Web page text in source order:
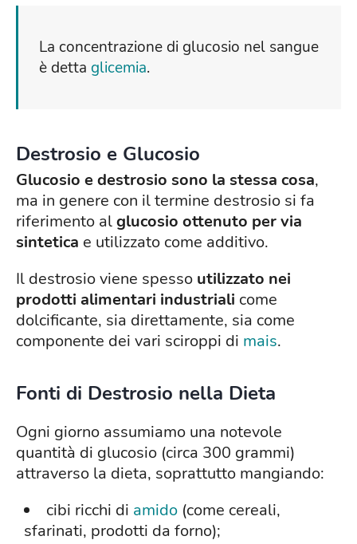
La concentrazione di glucosio nel sangue
è detta glicemia.
Destrosio e Glucosio
Glucosio e destrosio sono la stessa cosa,
ma in genere con il termine destrosio si fa
riferimento alglucosio ottenuto per via
sintetica e utilizzato come additivo.
Il destrosio viene spesso utilizzato nei
prodotti alimentari industriali come
dolcificante, sia direttamente, sia come
componente dei vari sciroppi di mais.
Fonti di Destrosio nella Dieta
Ogni giorno assumiamo una notevole
quantità di glucosio (circa 300 grammi)
attraverso la dieta, soprattutto mangiando:
cibi ricchi di amido (come cereali,
sfarinati, prodotti da forno);